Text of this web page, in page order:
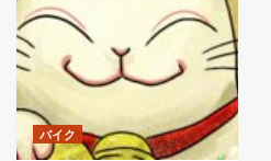
バイク